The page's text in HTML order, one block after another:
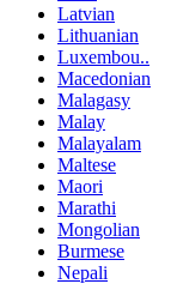
Latvian
Lithuanian
Luxembou..
Macedonian
Malagasy
Malay
Malayalam
Maltese
Maori
Marathi
Mongolian
Burmese
Nepali